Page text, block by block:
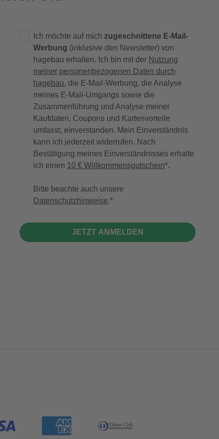
Ich möchte auf mich zugeschnittene E-Mail-
Werbung (inklusive den Newsletter) von
hagebau erhalten. Ich bin mit der Nutzung
meiner personenbezogenen Daten durch
hagebau, die E-Mail-Werbung, die Analyse
meines E-Mail-Umgangs sowie die
Zusammenführung und Analyse meiner
Kaufdaten, Coupons und Kartenvorteile
umfasst, einverstanden. Mein Einverständnis
kann ich jederzeit widerrufen. Nach
Bestätigung meines Einverständnisses erhalte
ich einen 10 € Willkommensgutschein*.
Bitte beachte auch unsere
Datenschutzhinweise.
JETZT ANMELDEN